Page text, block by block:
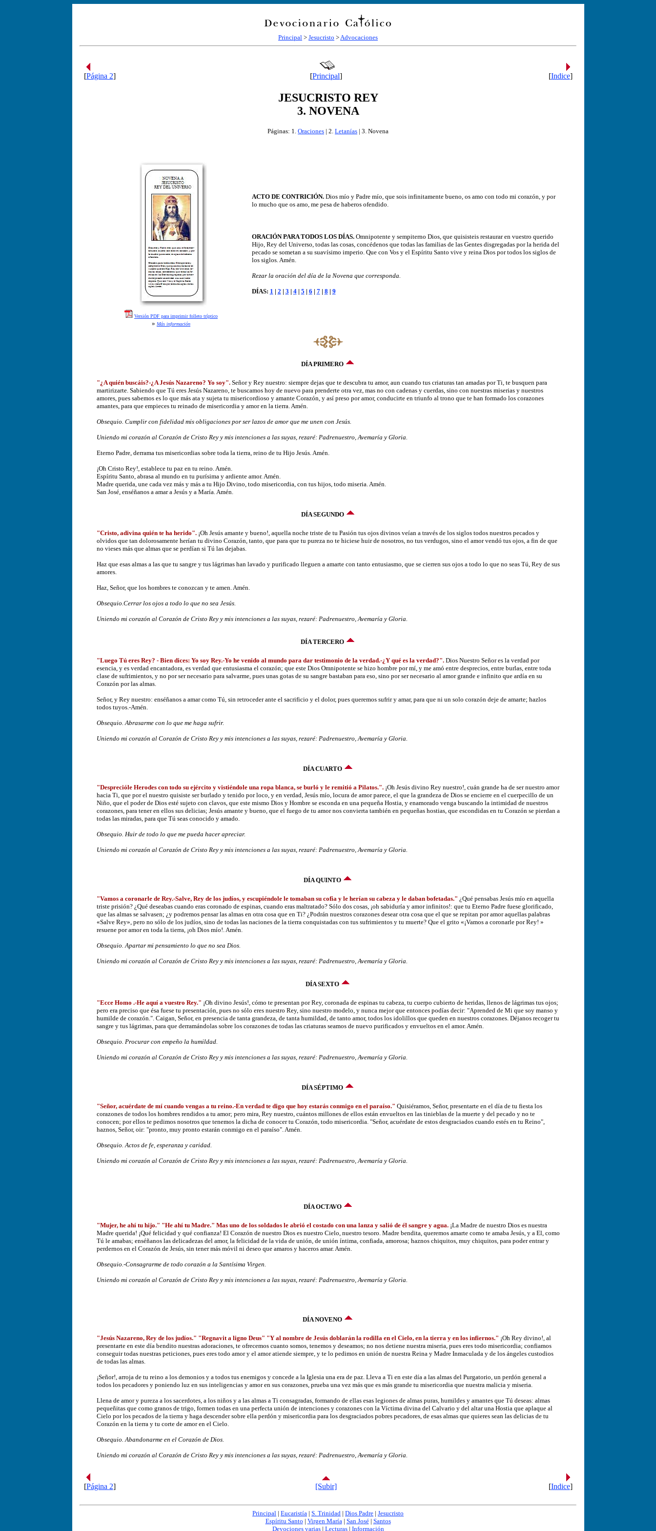
Principal > Jesucristo >Advocaciones
[Página 2] [Principal] [Indice]
JESUCRISTO REY
3. NOVENA
Páginas: 1. Oraciones | 2. Letanías | 3. Novena
Versión PDF para imprimir folleto tríptico
» Más información
ACTO DE CONTRICIÓN. Dios mío y Padre mío, que sois infinitamente bueno, os amo con todo mi corazón, y por
lo mucho que os amo, me pesa de haberos ofendido.
ORACIÓN PARA TODOS LOS DÍAS. Omnipotente y sempiterno Dios, que quisisteis restaurar en vuestro querido
Hijo, Rey del Universo, todas las cosas, concédenos que todas las familias de las Gentes disgregadas por la herida del
pecado se sometan a su suavísimo imperio. Que con Vos y el Espíritu Santo vive y reina Dios por todos los siglos de
los siglos. Amén.
Rezar la oración del día de la Novena que corresponda.
DÍAS: 1 | 2 | 3 | 4| 5 | 6 | 7| 8 | 9
DÍA PRIMERO
"¿A quién buscáis?-¿A Jesús Nazareno? Yo soy". Señor y Rey nuestro: siempre dejas que te descubra tu amor, aun cuando tus criaturas tan amadas por Ti, te busquen para
martirizarte. Sabiendo que Tú eres Jesús Nazareno, te buscamos hoy de nuevo para prenderte otra vez, mas no con cadenas y cuerdas, sino con nuestras miserias y nuestros
amores, pues sabemos es lo que más ata y sujeta tu misericordioso y amante Corazón, y así preso por amor, conducirte en triunfo al trono que te han formado los corazones
amantes, para que empieces tu reinado de misericordia y amor en la tierra. Amén.
Obsequio. Cumplir con fidelidad mis obligaciones por ser lazos de amor que me unen con Jesús.
Uniendo mi corazón al Corazón de Cristo Rey y mis intenciones a las suyas, rezaré: Padrenuestro, Avemaría y Gloria.
Eterno Padre, derrama tus misericordias sobre toda la tierra, reino de tu Hijo Jesús. Amén.
¡Oh Cristo Rey!, establece tu paz en tu reino. Amén.
Espíritu Santo, abrasa al mundo en tu purísima y ardiente amor. Amén.
Madre querida, une cada vez más y más a tu Hijo Divino, todo misericordia, con tus hijos, todo miseria. Amén.
San José, enséñanos a amar a Jesús y a María. Amén.
DÍA SEGUNDO
"Cristo, adivina quién te ha herido". ¡Oh Jesús amante y bueno!, aquella noche triste de tu Pasión tus ojos divinos veían a través de los siglos todos nuestros pecados y
olvidos que tan dolorosamente herían tu divino Corazón, tanto, que para que tu pureza no te hiciese huir de nosotros, no tus verdugos, sino el amor vendó tus ojos, a fin de que
no vieses más que almas que se perdían si Tú las dejabas.
Haz que esas almas a las que tu sangre y tus lágrimas han lavado y purificado lleguen a amarte con tanto entusiasmo, que se cierren sus ojos a todo lo que no seas Tú, Rey de sus
amores.
Haz, Señor, que los hombres te conozcan y te amen. Amén.
Obsequio.Cerrar los ojos a todo lo que no sea Jesús.
Uniendo mi corazón al Corazón de Cristo Rey y mis intenciones a las suyas, rezaré: Padrenuestro, Avemaría y Gloria.
DÍA TERCERO
"Luego Tú eres Rey? - Bien dices: Yo soy Rey.-Yo he venido al mundo para dar testimonio de la verdad.-¿Y qué es la verdad?". Dios Nuestro Señor es la verdad por
esencia, y es verdad encantadora, es verdad que entusiasma el corazón; que este Dios Omnipotente se hizo hombre por mí, y me amó entre desprecios, entre burlas, entre toda
clase de sufrimientos, y no por ser necesario para salvarme, pues unas gotas de su sangre bastaban para eso, sino por ser necesario al amor grande e infinito que ardía en su
Corazón por las almas.
Señor, y Rey nuestro: enséñanos a amar como Tú, sin retroceder ante el sacrificio y el dolor, pues queremos sufrir y amar, para que ni un solo corazón deje de amarte; hazlos
todos tuyos.-Amén.
Obsequio. Abrasarme con lo que me haga sufrir.
Uniendo mi corazón al Corazón de Cristo Rey y mis intenciones a las suyas, rezaré: Padrenuestro, Avemaría y Gloria.
DÍA CUARTO
"Desprecióle Herodes con todo su ejército y vistiéndole una ropa blanca, se burló y le remitió a Pilatos.". ¡Oh Jesús divino Rey nuestro!, cuán grande ha de ser nuestro amor
hacia Ti, que por el nuestro quisiste ser burlado y tenido por loco, y en verdad, Jesús mío, locura de amor parece, el que la grandeza de Dios se encierre en el cuerpecillo de un
Niño, que el poder de Dios esté sujeto con clavos, que este mismo Dios y Hombre se esconda en una pequeña Hostia, y enamorado venga buscando la intimidad de nuestros
corazones, para tener en ellos sus delicias; Jesús amante y bueno, que el fuego de tu amor nos convierta también en pequeñas hostias, que escondidas en tu Corazón se pierdan a
todas las miradas, para que Tú seas conocido y amado.
Obsequio. Huir de todo lo que me pueda hacer apreciar.
Uniendo mi corazón al Corazón de Cristo Rey y mis intenciones a las suyas, rezaré: Padrenuestro, Avemaría y Gloria.
DÍA QUINTO
"Vamos a coronarle de Rey.-Salve, Rey de los judíos, y escupiéndole le tomaban su cofia y le herían su cabeza y le daban bofetadas." ¿Qué pensabas Jesús mío en aquella
triste prisión? ¿Qué deseabas cuando eras coronado de espinas, cuando eras maltratado? Sólo dos cosas, ¡oh sabiduría y amor infinitos!: que tu Eterno Padre fuese glorificado,
que las almas se salvasen; ¿y podremos pensar las almas en otra cosa que en Ti? ¿Podrán nuestros corazones desear otra cosa que el que se repitan por amor aquellas palabras
«Salve Rey», pero no sólo de los judíos, sino de todas las naciones de la tierra conquistadas con tus sufrimientos y tu muerte? Que el grito «¡Vamos a coronarle por Rey! »
resuene por amor en toda la tierra, ¡oh Dios mío!. Amén.
Obsequio. Apartar mi pensamiento lo que no sea Dios.
Uniendo mi corazón al Corazón de Cristo Rey y mis intenciones a las suyas, rezaré: Padrenuestro, Avemaría y Gloria.
DÍA SEXTO
"Ecce Homo .-He aquí a vuestro Rey." ¡Oh divino Jesús!, cómo te presentan por Rey, coronada de espinas tu cabeza, tu cuerpo cubierto de heridas, llenos de lágrimas tus ojos;
pero era preciso que ésa fuese tu presentación, pues no sólo eres nuestro Rey, sino nuestro modelo, y nunca mejor que entonces podías decir: "Aprended de Mi que soy manso y
humilde de corazón.". Caigan, Señor, en presencia de tanta grandeza, de tanta humildad, de tanto amor, todos los idolillos que queden en nuestros corazones. Déjanos recoger tu
sangre y tus lágrimas, para que derramándolas sobre los corazones de todas las criaturas seamos de nuevo purificados y envueltos en el amor. Amén.
Obsequio. Procurar con empeño la humildad.
Uniendo mi corazón al Corazón de Cristo Rey y mis intenciones a las suyas, rezaré: Padrenuestro, Avemaría y Gloria.
DÍA SÉPTIMO
"Señor, acuérdate de mí cuando vengas a tu reino.-En verdad te digo que hoy estarás conmigo en el paraíso." Quisiéramos, Señor, presentarte en el día de tu fiesta los
corazones de todos los hombres rendidos a tu amor; pero mira, Rey nuestro, cuántos millones de ellos están envueltos en las tinieblas de la muerte y del pecado y no te
conocen; por ellos te pedimos nosotros que tenemos la dicha de conocer tu Corazón, todo misericordia. "Señor, acuérdate de estos desgraciados cuando estés en tu Reino",
haznos, Señor, oir: "pronto, muy pronto estarán conmigo en el paraíso". Amén.
Obsequio. Actos de fe, esperanza y caridad.
Uniendo mi corazón al Corazón de Cristo Rey y mis intenciones a las suyas, rezaré: Padrenuestro, Avemaría y Gloria.
DÍA OCTAVO
"Mujer, he ahí tu hijo." "He ahí tu Madre." Mas uno de los soldados le abrió el costado con una lanza y salió de él sangre y agua. ¡La Madre de nuestro Dios es nuestra
Madre querida! ¡Qué felicidad y qué confianza! El Corazón de nuestro Dios es nuestro Cielo, nuestro tesoro. Madre bendita, queremos amarte como te amaba Jesús, y a El, como
Tú le amabas; enséñanos las delicadezas del amor, la felicidad de la vida de unión, de unión íntima, confiada, amorosa; haznos chiquitos, muy chiquitos, para poder entrar y
perdernos en el Corazón de Jesús, sin tener más móvil ni deseo que amaros y haceros amar. Amén.
Obsequio.-Consagrarme de todo corazón a la Santísima Virgen.
Uniendo mi corazón al Corazón de Cristo Rey y mis intenciones a las suyas, rezaré: Padrenuestro, Avemaría y Gloria.
DÍA NOVENO
"Jesús Nazareno, Rey de los judíos." "Regnavit a ligno Deus" "Y al nombre de Jesús doblarán la rodilla en el Cielo, en la tierra y en los infiernos." ¡Oh Rey divino!, al
presentarte en este día bendito nuestras adoraciones, te ofrecemos cuanto somos, tenemos y deseamos; no nos detiene nuestra miseria, pues eres todo misericordia; confiamos
conseguir todas nuestras peticiones, pues eres todo amor y el amor atiende siempre, y te lo pedimos en unión de nuestra Reina y Madre Inmaculada y de los ángeles custodios
de todas las almas.
¡Señor!, arroja de tu reino a los demonios y a todos tus enemigos y concede a la Iglesia una era de paz. Lleva a Ti en este día a las almas del Purgatorio, un perdón general a
todos los pecadores y poniendo luz en sus inteligencias y amor en sus corazones, prueba una vez más que es más grande tu misericordia que nuestra malicia y miseria.
Llena de amor y pureza a los sacerdotes, a los niños y a las almas a Ti consagradas, formando de ellas esas legiones de almas puras, humildes y amantes que Tú deseas: almas
pequeñitas que como granos de trigo, formen todas en una perfecta unión de intenciones y corazones con la Víctima divina del Calvario y del altar una Hostia que aplaque al
Cielo por los pecados de la tierra y haga descender sobre ella perdón y misericordia para los desgraciados pobres pecadores, de esas almas que quieres sean las delicias de tu
Corazón en la tierra y tu corte de amor en el Cielo.
Obsequio. Abandonarme en el Corazón de Dios.
Uniendo mi corazón al Corazón de Cristo Rey y mis intenciones a las suyas, rezaré: Padrenuestro, Avemaría y Gloria.
[Página 2] [Subir] [Indice]
Principal | Eucaristía | S. Trinidad | Dios Padre | Jesucristo
Espíritu Santo | Virgen María | San José| Santos
Devociones varias| Lecturas| Información